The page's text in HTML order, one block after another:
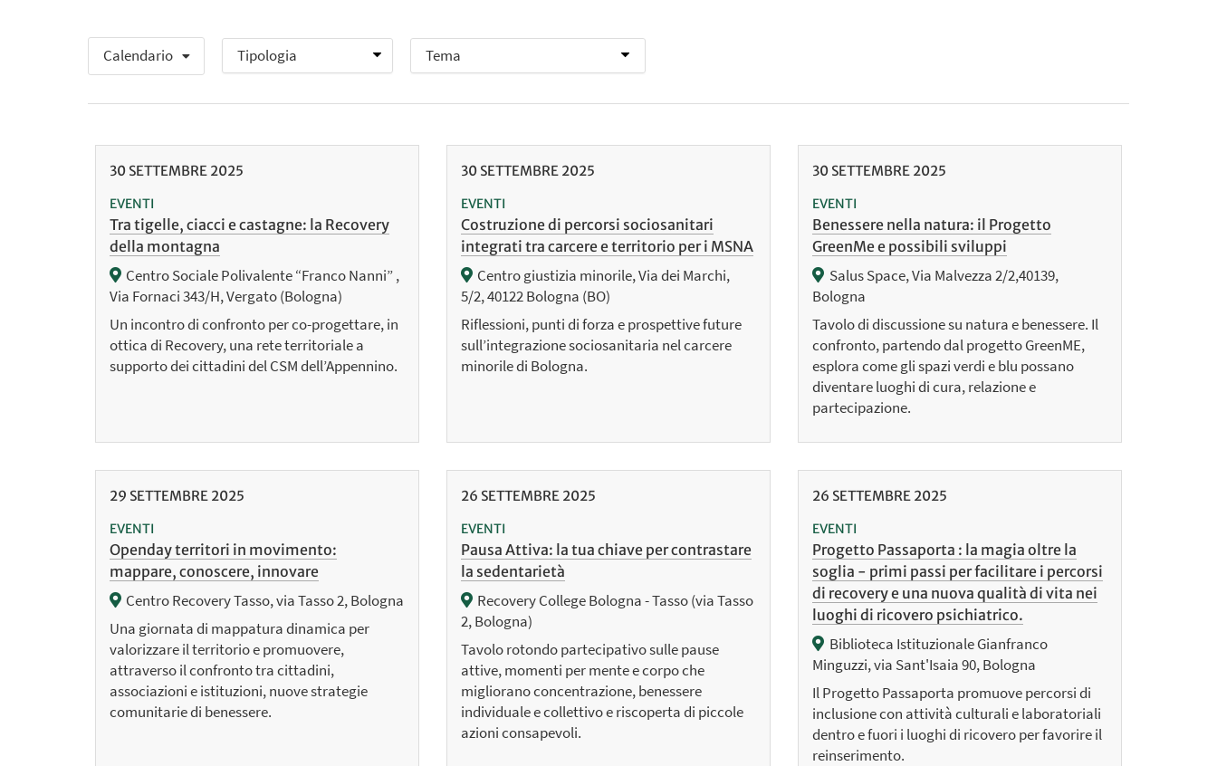
Calendario
30SETTEMBRE 2025
EVENTI
Tra tigelle, ciacci e castagne: la Recovery
della montagna
Centro Sociale Polivalente “Franco Nanni” ,
Via Fornaci 343/H, Vergato (Bologna)
Un incontro di confronto per co-progettare, in
ottica di Recovery, una rete territoriale a
supporto dei cittadini del CSM dell’Appennino.
30SETTEMBRE 2025
EVENTI
Costruzione di percorsi sociosanitari
integrati tra carcere e territorio per i MSNA
Centro giustizia minorile, Via dei Marchi,
5/2, 40122 Bologna (BO)
Riflessioni, punti di forza e prospettive future
sull’integrazione sociosanitaria nel carcere
minorile di Bologna.
30 SETTEMBRE 2025
EVENTI
Benessere nella natura: il Progetto
GreenMe e possibili sviluppi
Salus Space, Via Malvezza 2/2,40139,
Bologna
Tavolo di discussione su natura e benessere. Il
confronto, partendo dal progetto GreenME,
esplora come gli spazi verdi e blu possano
diventare luoghi di cura, relazione e
partecipazione.
29 SETTEMBRE 2025
EVENTI
Openday territori in movimento:
mappare, conoscere, innovare
Centro Recovery Tasso, via Tasso 2, Bologna
Una giornata di mappatura dinamica per
valorizzare il territorio e promuovere,
attraverso il confronto tra cittadini,
associazioni e istituzioni, nuove strategie
comunitarie di benessere.
26 SETTEMBRE 2025
EVENTI
Pausa Attiva: la tua chiave per contrastare
la sedentarietà
Recovery College Bologna - Tasso (via Tasso
2, Bologna)
Tavolo rotondo partecipativo sulle pause
attive, momenti per mente e corpo che
migliorano concentrazione, benessere
individuale e collettivo e riscoperta di piccole
azioni consapevoli.
26 SETTEMBRE 2025
EVENTI
Progetto Passaporta : la magia oltre la
soglia - primi passi per facilitare i percorsi
di recovery e una nuova qualità di vita nei
luoghi di ricovero psichiatrico.
Biblioteca Istituzionale Gianfranco
Minguzzi, via Sant'Isaia 90, Bologna
Il Progetto Passaporta promuove percorsi di
inclusione con attività culturali e laboratoriali
dentro e fuori i luoghi di ricovero per favorire il
reinserimento.